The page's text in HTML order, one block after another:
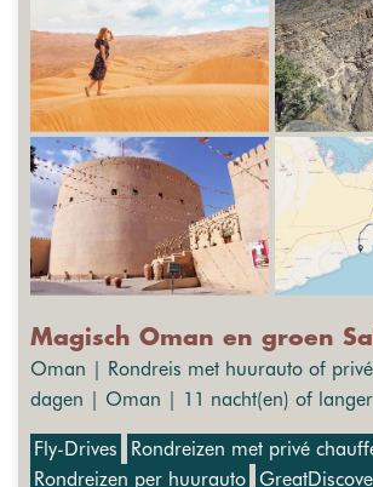
Magisch Oman en groen
Oman | Rondreis met huurauto of
dagen | Oman | 11 nacht(en) of langer
Fly-Drives Rondreizen met privé
Rondreizen per huurauto